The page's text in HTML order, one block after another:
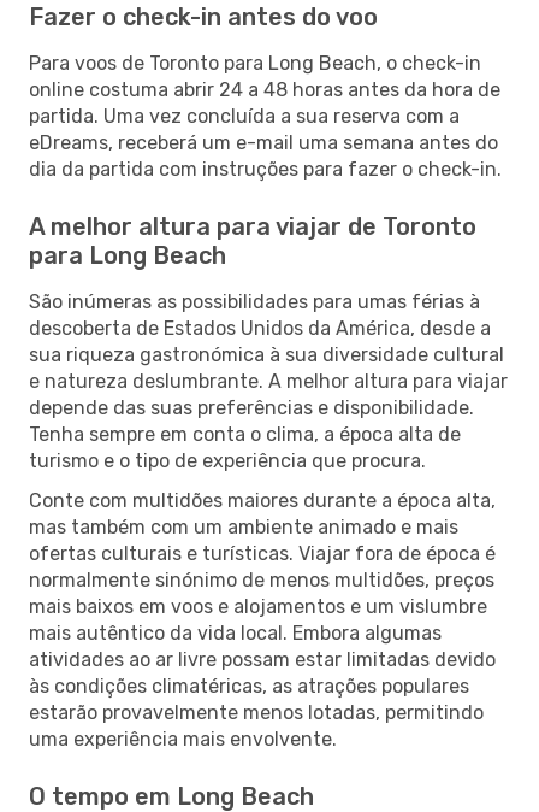
Fazer o check-in antes do voo
Para voos de Toronto para Long Beach, o check-in
online costuma abrir 24 a 48 horas antes da hora de
partida. Uma vez concluída a sua reserva com a
eDreams, receberá um e-mail uma semana antes do
dia da partida com instruções para fazer o check-in.
A melhor altura para viajar de Toronto
para Long Beach
São inúmeras as possibilidades para umas férias à
descoberta de Estados Unidos da América, desde a
sua riqueza gastronómica à sua diversidade cultural
e natureza deslumbrante. A melhor altura para viajar
depende das suas preferências e disponibilidade.
Tenha sempre em conta o clima, a época alta de
turismo e o tipo de experiência que procura.
Conte com multidões maiores durante a época alta,
mas também com um ambiente animado e mais
ofertas culturais e turísticas. Viajar fora de época é
normalmente sinónimo de menos multidões, preços
mais baixos em voos e alojamentos e um vislumbre
mais autêntico da vida local. Embora algumas
atividades ao ar livre possam estar limitadas devido
às condições climatéricas, as atrações populares
estarão provavelmente menos lotadas, permitindo
uma experiência mais envolvente.
O tempo em Long Beach